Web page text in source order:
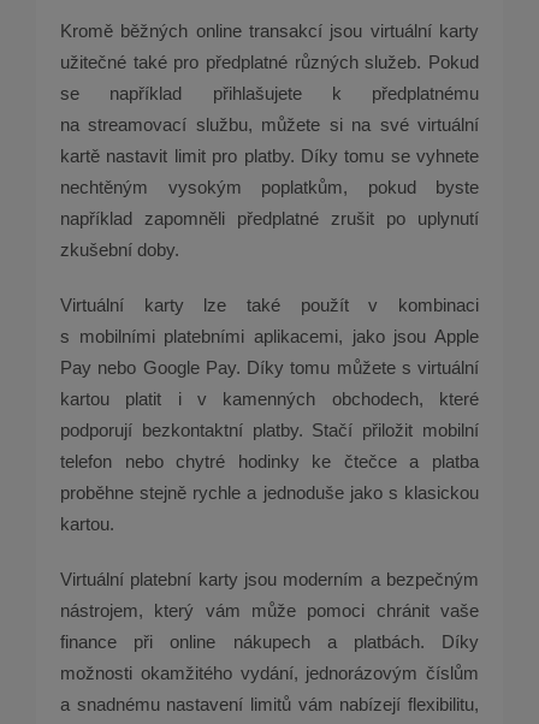
Kromě běžných online transakcí jsou virtuální karty
užitečné také pro předplatné různých služeb. Pokud
se například přihlašujete k předplatnému
na streamovací službu, můžete si na své virtuální
kartě nastavit limit pro platby. Díky tomu se vyhnete
nechtěným vysokým poplatkům, pokud byste
například zapomněli předplatné zrušit po uplynutí
zkušební doby.
Virtuální karty lze také použít v kombinaci
s mobilními platebními aplikacemi, jako jsou Apple
Pay nebo Google Pay. Díky tomu můžete s virtuální
kartou platit i v kamenných obchodech, které
podporují bezkontaktní platby. Stačí přiložit mobilní
telefon nebo chytré hodinky ke čtečce a platba
proběhne stejně rychle a jednoduše jako s klasickou
kartou.
Virtuální platební karty jsou moderním a bezpečným
nástrojem, který vám může pomoci chránit vaše
finance při online nákupech a platbách. Díky
možnosti okamžitého vydání, jednorázovým číslům
a snadnému nastavení limitů vám nabízejí flexibilitu,